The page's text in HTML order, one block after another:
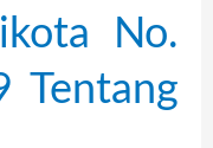
No.
Tentang